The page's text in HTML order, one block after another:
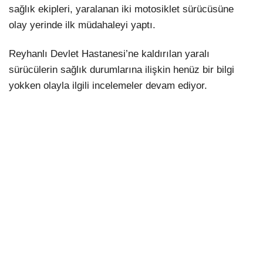
sağlık ekipleri, yaralanan iki motosiklet sürücüsüne
olay yerinde ilk müdahaleyi yaptı.
Reyhanlı Devlet Hastanesi’ne kaldırılan yaralı
sürücülerin sağlık durumlarına ilişkin henüz bir bilgi
yokken olayla ilgili incelemeler devam ediyor.